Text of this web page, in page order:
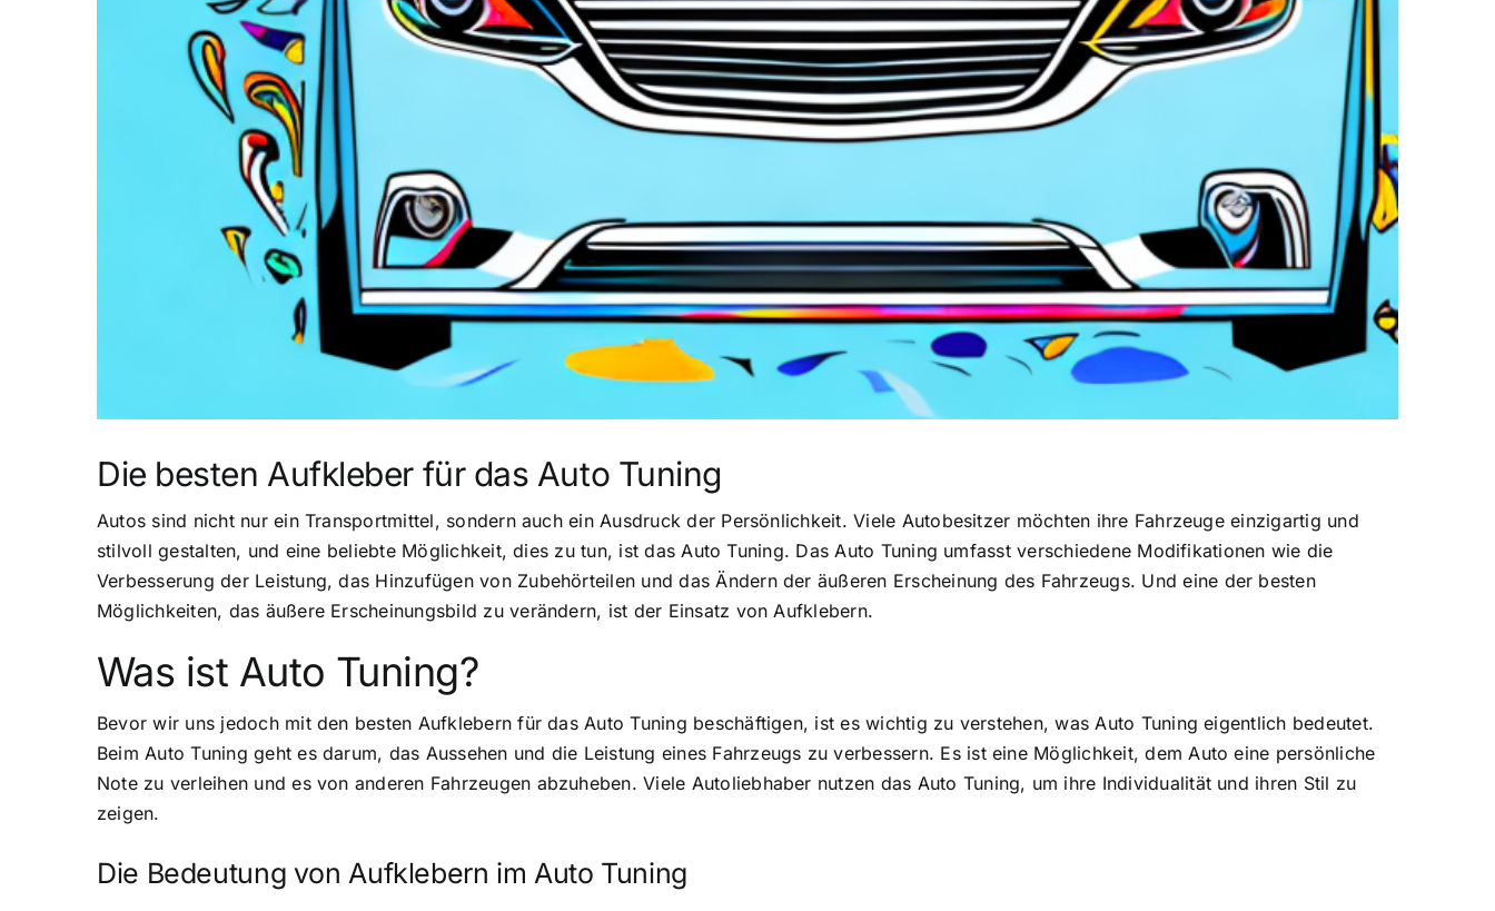
Die besten Aufkleber für das Auto Tuning
Autos sind nicht nur ein Transportmittel, sondern auch ein Ausdruck der Persönlichkeit. Viele Autobesitzer möchten ihre Fahrzeuge einzigartig und
stilvoll gestalten, und eine beliebte Möglichkeit, dies zu tun, ist das Auto Tuning. Das Auto Tuning umfasst verschiedene Modifikationen wie die
Verbesserung der Leistung, das Hinzufügen von Zubehörteilen und das Ändern der äußeren Erscheinung des Fahrzeugs. Und eine der besten
Möglichkeiten, das äußere Erscheinungsbild zu verändern, ist der Einsatz von Aufklebern.
Was ist Auto Tuning?
Bevor wir uns jedoch mit den besten Aufklebern für das Auto Tuning beschäftigen, ist es wichtig zu verstehen, was Auto Tuning eigentlich bedeutet.
Beim Auto Tuning geht es darum, das Aussehen und die Leistung eines Fahrzeugs zu verbessern. Es ist eine Möglichkeit, dem Auto eine persönliche
Note zu verleihen und es von anderen Fahrzeugen abzuheben. Viele Autoliebhaber nutzen das Auto Tuning, um ihre Individualität und ihren Stil zu
zeigen.
Die Bedeutung von Aufklebern im Auto Tuning